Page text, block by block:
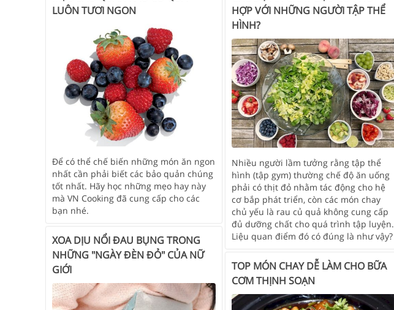
LUÔN TƯƠI NGON
Để có thể chế biến những món ăn ngon
nhất cần phải biết các bảo quản chúng
tốt nhất. Hãy học những mẹo hay này
mà VN Cooking đã cung cấp cho các
bạn nhé.
HỢP VỚI NHỮNG NGƯỜI TẬP THỂ
HÌNH?
Nhiều người lầm tưởng rằng tập thể
hình (tập gym) thường chế độ ăn uống
phải có thịt đỏ nhằm tác động cho hệ
cơ bắp phát triển, còn các món chay
chủ yếu là rau củ quả không cung cấp
đủ dưỡng chất cho quá trình tập luyện.
Liệu quan điểm đó có đúng là như vậy?
XOA DỊU NỔI ĐAU BỤNG TRONG
NHỮNG "NGÀY ĐÈN ĐỎ" CỦA NỮ
GIỚI
TOP MÓN CHAY DỄ LÀM CHO BỮA
CƠM THỊNH SOẠN